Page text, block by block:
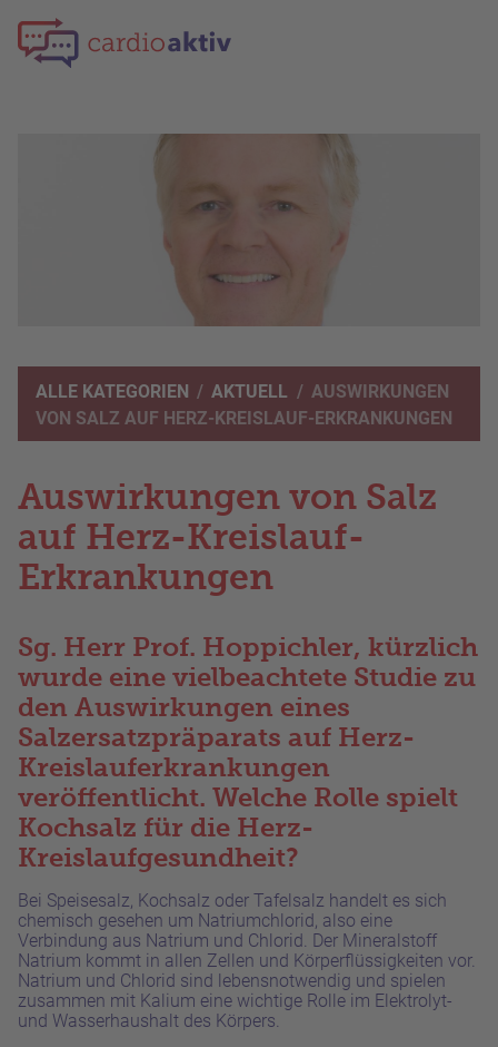
zum
Inhalt
KORONARE HERZERKRANKUNG
VORBEUGUNG VON HERZERKRANKUNGEN
PFADNAVIGATION
ALLE KATEGORIEN AKTUELL
AUSWIRKUNGEN
VON SALZ AUF HERZ-KREISLAUF-ERKRANKUNGEN
Auswirkungen von Salz
auf Herz-Kreislauf-
Erkrankungen
Sg. Herr Prof. Hoppichler, kürzlich
wurde eine vielbeachtete Studie zu
den Auswirkungen eines
Salzersatzpräparats auf Herz-
Kreislauferkrankungen
veröffentlicht. Welche Rolle spielt
Kochsalz für die Herz-
Kreislaufgesundheit?
Bei Speisesalz, Kochsalz oder Tafelsalz handelt es sich
chemisch gesehen um Natriumchlorid, also eine
Verbindung aus Natrium und Chlorid. Der Mineralstoff
Natrium kommt in allen Zellen und Körperflüssigkeiten vor.
Natrium und Chlorid sind lebensnotwendig und spielen
zusammen mit Kalium eine wichtige Rolle im Elektrolyt-
und Wasserhaushalt des Körpers.